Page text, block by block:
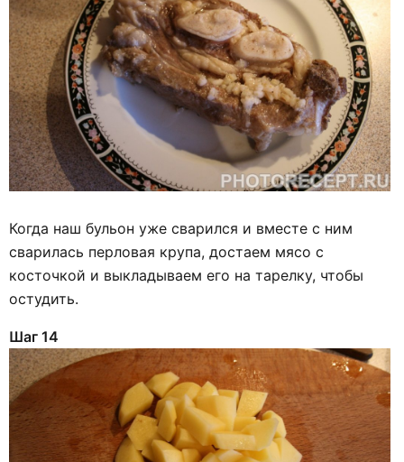
Когда наш бульон уже сварился и вместе с ним
сварилась перловая крупа, достаем мясо с
косточкой и выкладываем его на тарелку, чтобы
остудить.
Шаг 14